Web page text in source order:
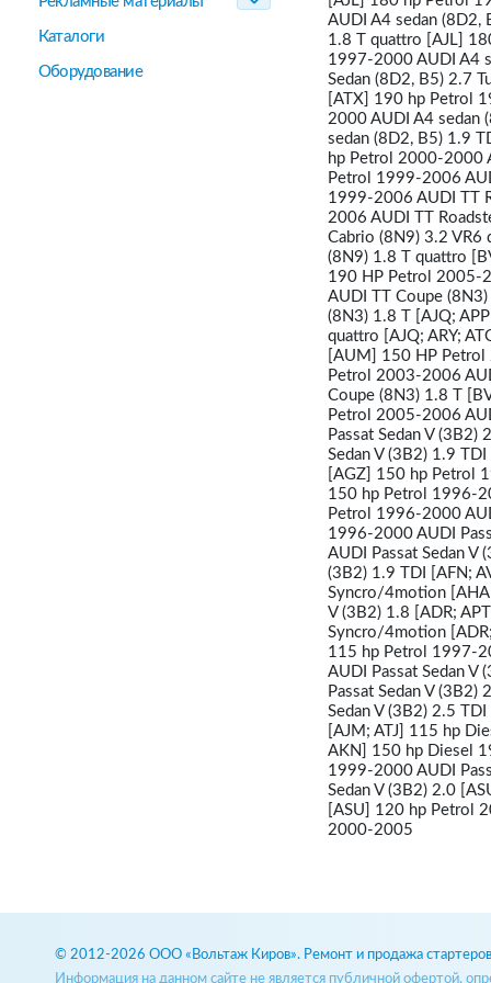
Каталоги
Оборудование
AUDI A4 sedan
1.8 T quattro [AJL]
1997-2000 AUDI A4
Sedan (8D2, B5) 2.7
[ATX] 190 hp Petrol
2000 AUDI A4 sedan
sedan (8D2, B5) 1.9
hp Petrol 2000-2000
Petrol 1999-2006
1999-2006 AUDI TT
2006 AUDI TT
Cabrio (8N9) 3.2
(8N9) 1.8 T quattro
190 HP Petrol 2005-
AUDI TT Coupe
(8N3) 1.8 T [AJQ;
quattro [AJQ; ARY;
[AUM] 150 HP
Petrol 2003-2006
Coupe (8N3) 1.8 T
Petrol 2005-2006
Passat Sedan V
Sedan V (3B2) 1.9
[AGZ] 150 hp Petrol
150 hp Petrol 1996-
Petrol 1996-2000
1996-2000 AUDI
AUDI Passat Sedan V
(3B2) 1.9 TDI [AFN;
Syncro/4motion
V (3B2) 1.8 [ADR;
Syncro/4motion
115 hp Petrol 1997-
AUDI Passat Sedan
Passat Sedan V
Sedan V (3B2) 2.5
[AJM; ATJ] 115 hp
AKN] 150 hp Diesel
1999-2000 AUDI
Sedan V (3B2) 2.0
[ASU] 120 hp Petrol
2000-2005
© 2012-2026 ООО «Вольтаж Киров». Ремонт и продажа стартеров
Информация на данном сайте не является публичной офертой,